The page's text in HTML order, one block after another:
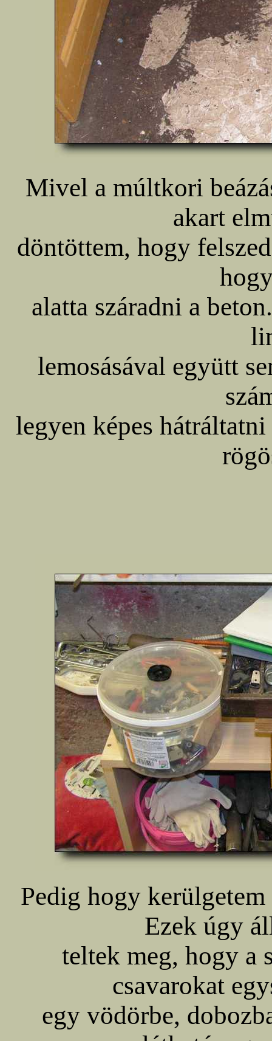
Mivel a múltkori
akart
döntöttem, hogy
alatta száradni a
lemosásával együtt
legyen képes
Pedig hogy
Ezek úgy
teltek meg, hogy a
csavarokat
egy vödörbe,